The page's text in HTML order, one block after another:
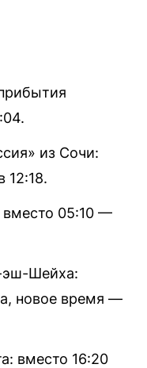
из Сочи:
12:18.
05:10 —
эш-Шейха:
новое время —
вместо 16:20